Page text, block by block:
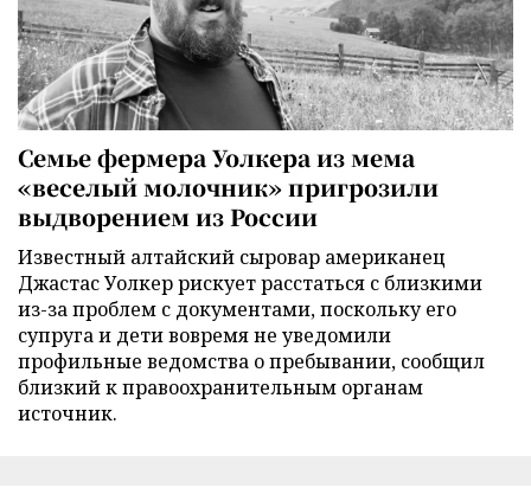
Семье фермера Уолкера из мема
«веселый молочник» пригрозили
выдворением из России
Известный алтайский сыровар американец
Джастас Уолкер рискует расстаться с близкими
из-за проблем с документами, поскольку его
супруга и дети вовремя не уведомили
профильные ведомства о пребывании, сообщил
близкий к правоохранительным органам
источник.